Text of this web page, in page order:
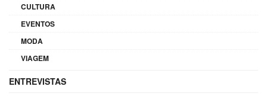
CULTURA
EVENTOS
MODA
VIAGEM
ENTREVISTAS